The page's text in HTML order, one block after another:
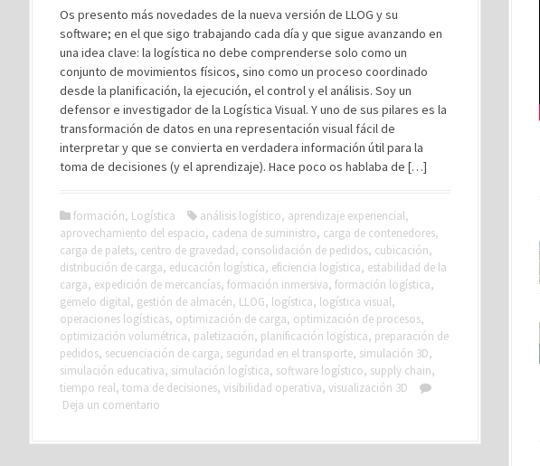
Os presento más novedades de la nueva versión de LLOG y su
software; en el que sigo trabajando cada día y que sigue avanzando en
una idea clave: la logística no debe comprenderse solo como un
conjunto de movimientos físicos, sino como un proceso coordinado
desde la planificación, la ejecución, el control y el análisis. Soy un
defensor e investigador de la Logística Visual. Y uno de sus pilares es la
transformación de datos en una representación visual fácil de
interpretar y que se convierta en verdadera información útil para la
toma de decisiones (y el aprendizaje). Hace poco os hablaba de […]
formación, Logística análisis logístico, aprendizaje experiencial,
aprovechamiento del espacio, cadena de suministro, carga de contenedores,
carga de palets, centro de gravedad, consolidación de pedidos, cubicación,
distribución de carga, educación logística, eficiencia logística, estabilidad de la
carga, expedición de mercancías, formación inmersiva, formación logística,
gemelo digital, gestión de almacén, LLOG, logística, logística visual,
operaciones logísticas, optimización de carga, optimización de procesos,
optimización volumétrica, paletización, planificación logística, preparación de
pedidos, secuenciación de carga, seguridad en el transporte, simulación 3D,
simulación educativa, simulación logística, software logístico, supply chain,
tiempo real, toma de decisiones, visibilidad operativa, visualización 3D
Deja un comentario